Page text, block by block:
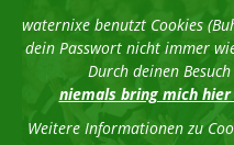
waternixe benutzt Cookies
dein Passwort nicht immer
Durch deinen
niemals bring mich hier
Weitere Informationen zu